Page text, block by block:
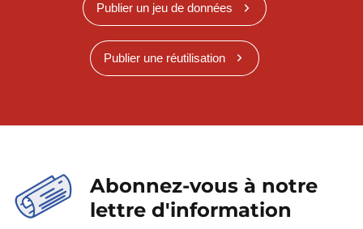
Publier un jeu de données
Publier une réutilisation
Abonnez-vous à notre
lettre d'information